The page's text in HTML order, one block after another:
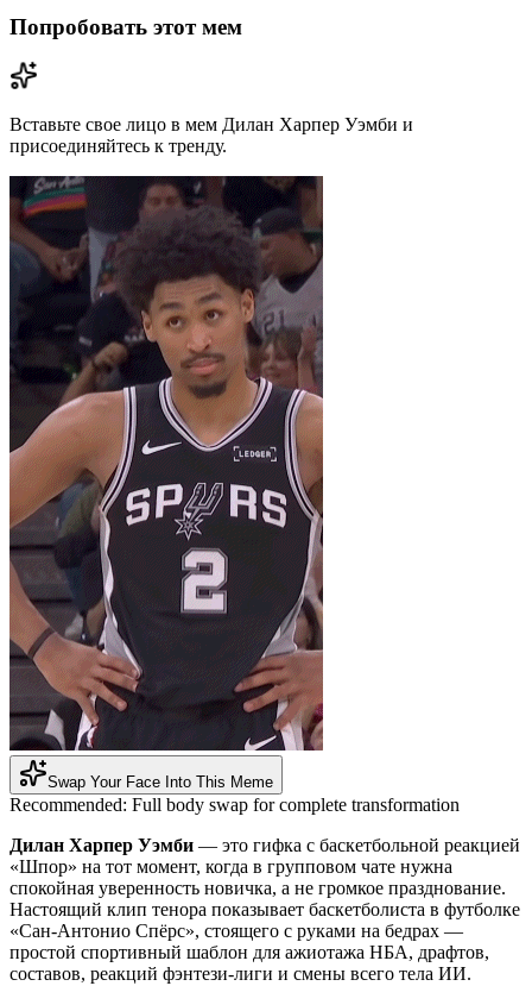
Попробовать этот мем
Вставьте свое лицо в мем Дилан Харпер Уэмби и
присоединяйтесь к тренду.
Swap Your Face Into This Meme
Recommended: Full body swap for complete transformation
Дилан Харпер Уэмби — это гифка с баскетбольной реакцией
«Шпор» на тот момент, когда в групповом чате нужна
спокойная уверенность новичка, а не громкое празднование.
Настоящий клип тенора показывает баскетболиста в футболке
«Сан-Антонио Спёрс», стоящего с руками на бедрах —
простой спортивный шаблон для ажиотажа НБА, драфтов,
составов, реакций фэнтези-лиги и смены всего тела ИИ.